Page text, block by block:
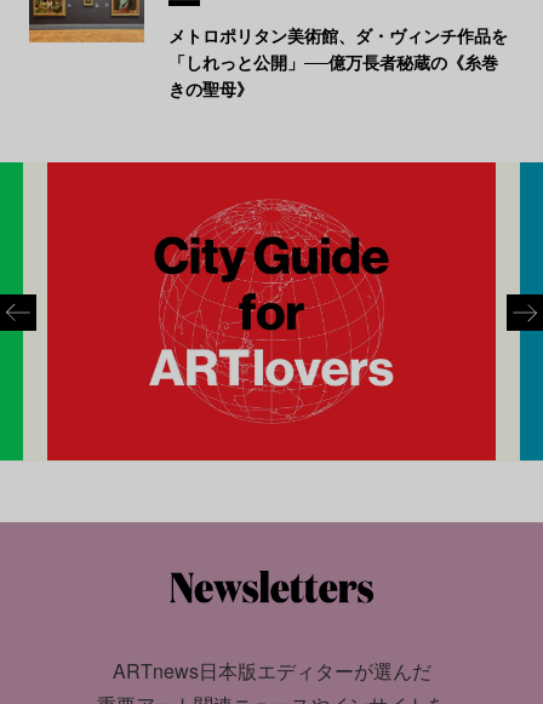
メトロポリタン美術館、ダ・ヴィンチ作品を
「しれっと公開」──億万長者秘蔵の《糸巻
きの聖母》
ARTnews日本版エディターが選んだ